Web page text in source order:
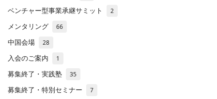
ベンチャー型事業承継サミット 2
メンタリング 66
中国会場 28
入会のご案内 1
募集終了・実践塾 35
募集終了・特別セミナー 7